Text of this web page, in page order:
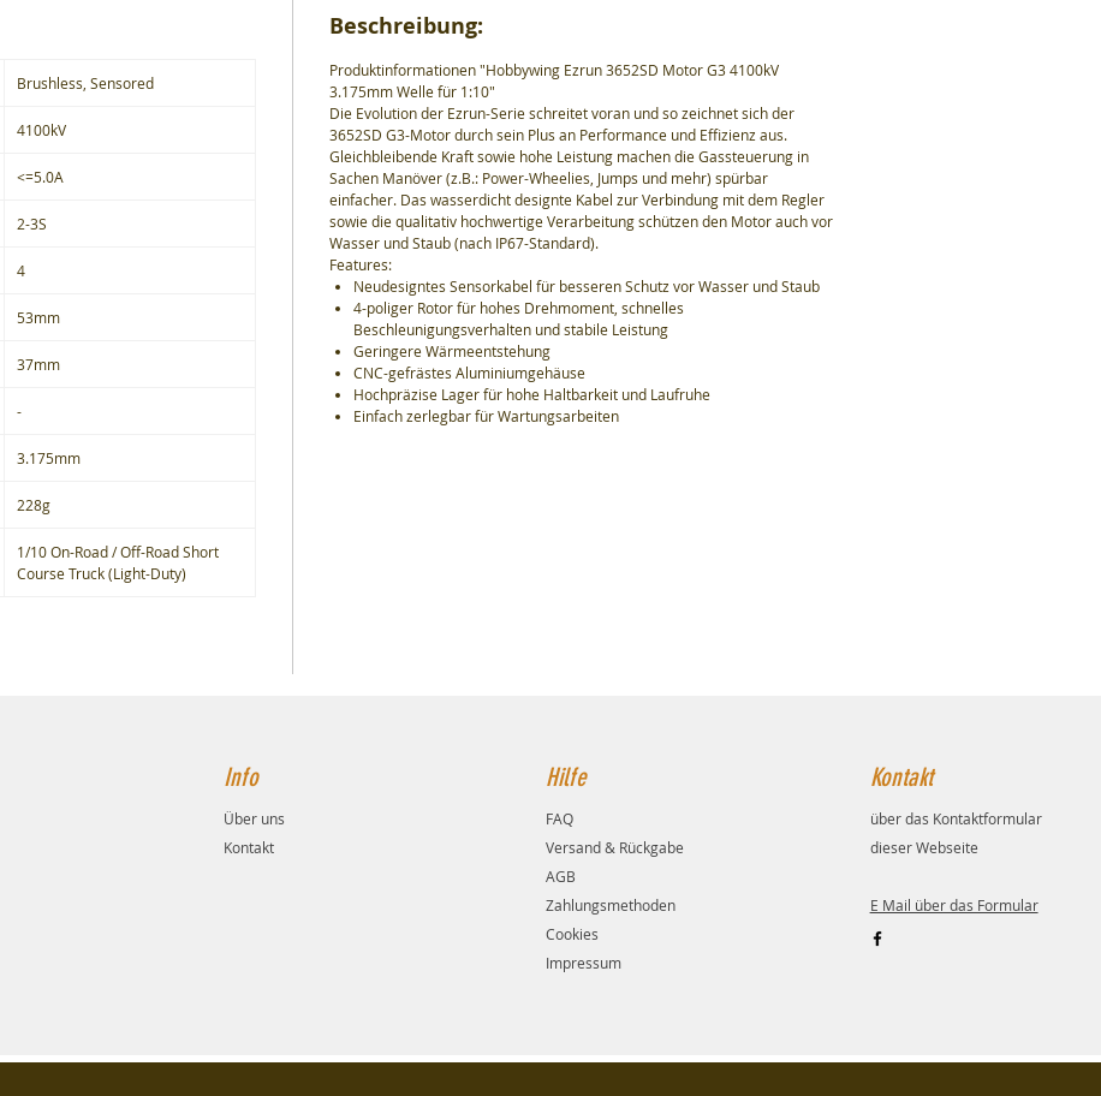
Brushless, Sensored
4100kV
<=5.0A
2-3S
4
53mm
37mm
-
3.175mm
228g
1/10 On-Road / Off-Road Short
Course Truck (Light-Duty)
Beschreibung:
Produktinformationen "Hobbywing Ezrun 3652SD Motor G3 4100kV
3.175mm Welle für 1:10"
Die Evolution der Ezrun-Serie schreitet voran und so zeichnet sich der
3652SD G3-Motor durch sein Plus an Performance und Effizienz aus.
Gleichbleibende Kraft sowie hohe Leistung machen die Gassteuerung in
Sachen Manöver (z.B.: Power-Wheelies, Jumps und mehr) spürbar
einfacher. Das wasserdicht designte Kabel zur Verbindung mit dem Regler
sowie die qualitativ hochwertige Verarbeitung schützen den Motor auch vor
Wasser und Staub (nach IP67-Standard).
Features:
Neudesigntes Sensorkabel für besseren Schutz vor Wasser und Staub
4-poliger Rotor für hohes Drehmoment, schnelles
Beschleunigungsverhalten und stabile Leistung
Geringere Wärmeentstehung
CNC-gefrästes Aluminiumgehäuse
Hochpräzise Lager für hohe Haltbarkeit und Laufruhe
Einfach zerlegbar für Wartungsarbeiten
Info
Über uns
Kontakt
Hilfe
FAQ
Versand & Rückgabe
AGB
Zahlungsmethoden
Cookies
Impressum
Kontakt
über das Kontaktformular
dieser Webseite
E Mail über das Formular